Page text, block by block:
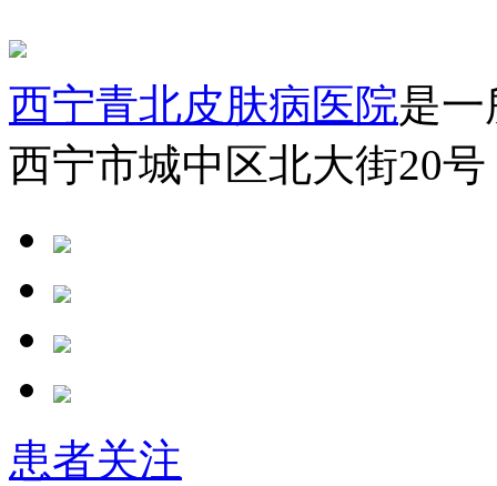
西宁青北皮肤病医院是
西宁市城中区北大街20
患者关注